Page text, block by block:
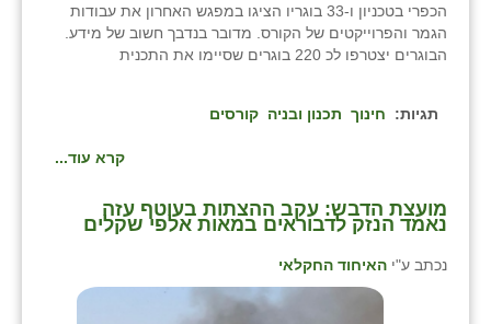
הכפרי בטכניון ו-33 בוגריו הציגו במפגש האחרון את עבודות
הגמר והפרוייקטים של הקורס. מדובר בנדבך חשוב של מידע.
הבוגרים יצטרפו לכ 220 בוגרים שסיימו את התכנית
תגיות: חינוך תכנון ובניה קורסים
קרא עוד...
מועצת הדבש: עקב ההצתות בעוטף עזה
נאמד הנזק לדבוראים במאות אלפי שקלים
נכתב ע"י האיחוד החקלאי